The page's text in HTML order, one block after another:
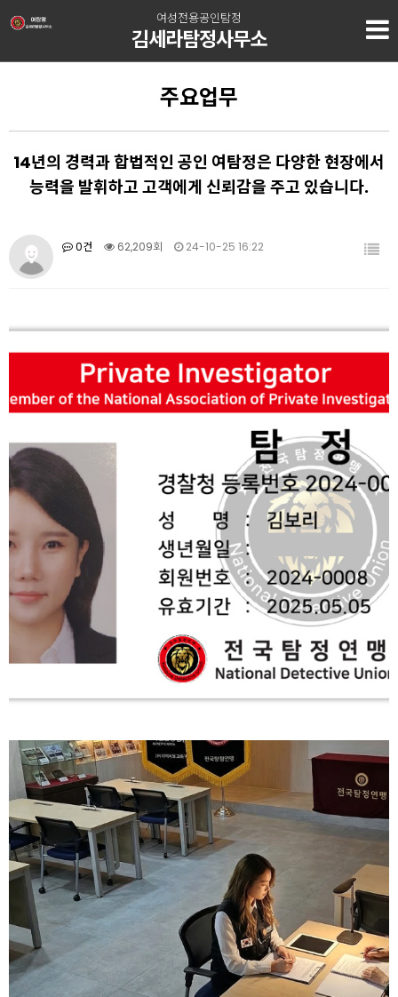
여성전용공인탐정
김세라탐정사무소
주요업무
14년의 경력과 합법적인 공인 여탐정은 다양한 현장에서
능력을 발휘하고 고객에게 신뢰감을 주고 있습니다.
0건 62,209회 24-10-25 16:22